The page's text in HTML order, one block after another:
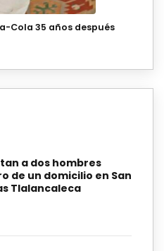
Cola 35 años después
a dos hombres
de un domicilio en San
Tlalancaleca